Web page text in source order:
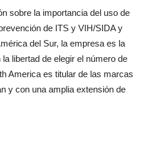
sobre la importancia del uso de
de ITS y VIH/SIDA y
del Sur, la empresa es la
libertad de elegir el número de
America es titular de las marcas
y con una amplia extensión de